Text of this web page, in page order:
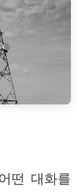
떤 대화를